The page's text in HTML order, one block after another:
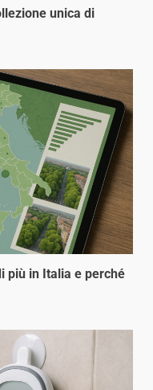
unica di
più in Italia e perché